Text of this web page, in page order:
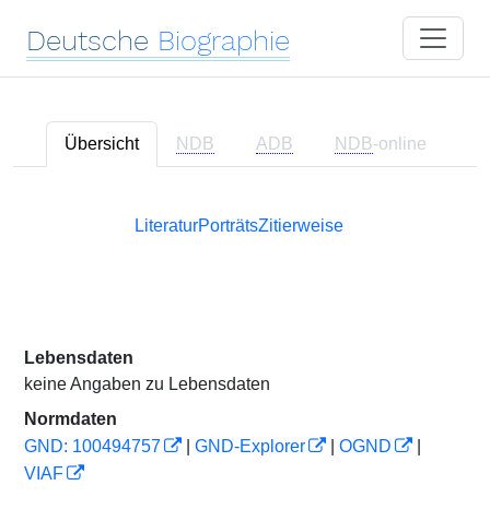
Deutsche Biographie
Übersicht NDB ADB NDB-online
LiteraturPorträtsZitierweise
Lebensdaten
keine Angaben zu Lebensdaten
Normdaten
GND: 100494757
GND-Explorer OGND
VIAF